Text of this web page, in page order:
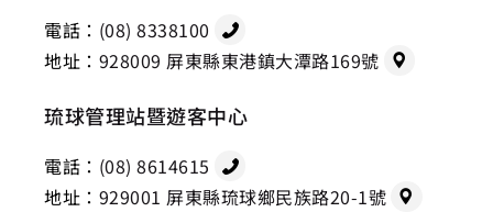
電話： (08) 8338100
地址： 928009 屏東縣東港鎮大潭路169號
琉球管理站暨遊客中心
電話： (08) 8614615
地址： 929001 屏東縣琉球鄉民族路20-1號